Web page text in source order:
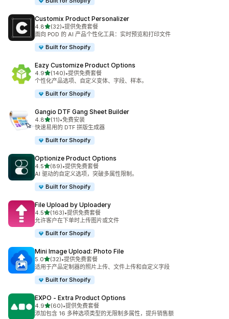
Customix Product Personalizer
4.8星（满分 5 星）
(32)
总共 32 条评论
•提供免费套餐
面向 POD 的 AI 产品个性化工具：实时预览和打印文件
Built for Shopify
Eazy Customize Product Options
4.9星（满分 5 星）
(140)
总共 140 条评论
•提供免费套餐
个性化产品选项、自定义变体、字段、样本。
Built for Shopify
Gangio DTF Gang Sheet Builder
4.8星（满分 5 星）
(11)
总共 11 条评论
•免费安装
快速易用的 DTF 拼版生成器
Built for Shopify
Optionize Product Options
4.5星（满分 5 星）
(89)
总共 89 条评论
•提供免费套餐
AI 驱动的自定义选项，突破多属性限制。
Built for Shopify
File Upload by Uploadery
4.5星（满分 5 星）
(163)
总共 163 条评论
•提供免费套餐
允许客户在下单时上传图片或文件
Built for Shopify
Mini Image Upload: Photo File
5.0星（满分 5 星）
(32)
总共 32 条评论
•提供免费套餐
适用于产品定制器的照片上传、文件上传和自定义字段
Built for Shopify
EXPO ‑ Extra Product Options
4.9星（满分 5 星）
(60)
总共 60 条评论
•提供免费套餐
添加包含 16 多种选项类型的无限制多属性，提升销售额